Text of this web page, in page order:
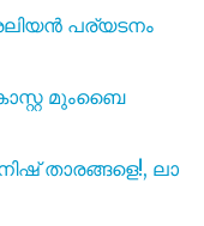
പര്യടനം
മുംബൈ
താരങ്ങളെ!, ലാ